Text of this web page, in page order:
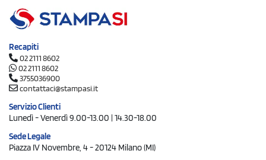
Recapiti
02 2111 8602
02 2111 8602
3755036900
contattaci@stampasi.it
Servizio Clienti
Lunedì - Venerdì 9.00-13.00 | 14.30-18.00
Sede Legale
Piazza IV Novembre, 4 - 20124 Milano (MI)